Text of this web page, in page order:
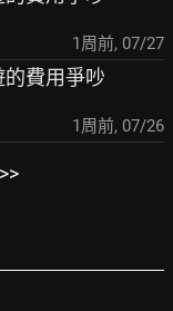
1周前, 07/27
的費用爭吵
1周前, 07/26